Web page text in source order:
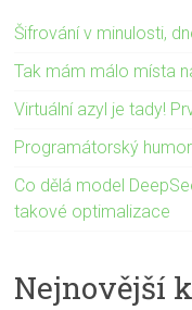
Šifrování v minulosti,
Tak mám málo místa
Virtuální azyl je tady!
Programátorský
Co dělá model
takové optimalizace
Nejnovější